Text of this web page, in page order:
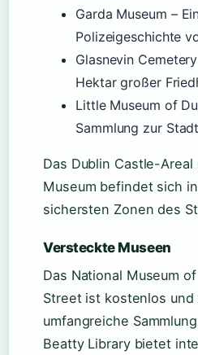
Garda Museum –
Polizeigeschichte
Glasnevin
Hektar großer
Little Museum of
Sammlung zur
Das Dublin Castle-Areal
Museum befindet sich
sichersten Zonen des
Versteckte Museen
Das National Museum
Street ist kostenlos und
umfangreiche
Beatty Library bietet